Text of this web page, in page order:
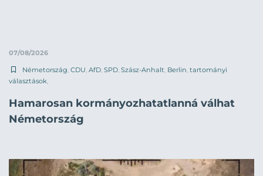
07/08/2026
Németország CDU AfD SPD Szász-Anhalt Berlin tartományi
választások
Hamarosan kormányozhatatlanná válhat
Németország